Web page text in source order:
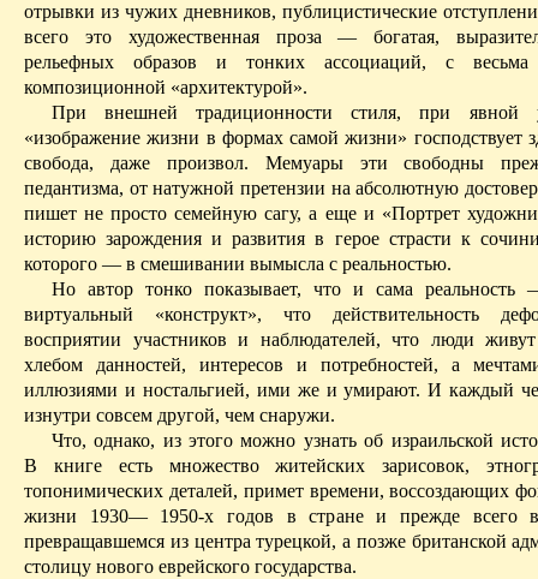
отрывки из чужих дневников, публицистические
всего это художественная проза — богатая,
рельефных образов и тонких ассоциаций, с весьма
композиционной «архитектурой».
При внешней традиционности стиля, при явной
«изображение жизни в формах самой жизни» господствует
свобода, даже произвол. Мемуары этисвободны
педантизма, от натужной претензии на абсолютную
пишет не просто семейную сагу, а еще и «Портрет
историю зарождения и развития в герое страсти к
которого — в смешивании вымысла с реальностью.
Но автор тонко показывает, что и сама
виртуальный «конструкт», что действительность
восприятии участников и наблюдателей, что люди
хлебом данностей, интересов и потребностей, а
иллюзиями и ностальгией, ими же и умирают. И каждый
изнутри совсем другой, чем снаружи.
Что, однако, из этого можно узнать об израильской
В книге есть множество житейских зарисовок,
топонимических деталей, примет времени, воссоздающих
жизни 1930— 1950-х годов в странеи прежде всего
превращавшемся из центра турецкой, а позже британской
столицу нового еврейского государства.